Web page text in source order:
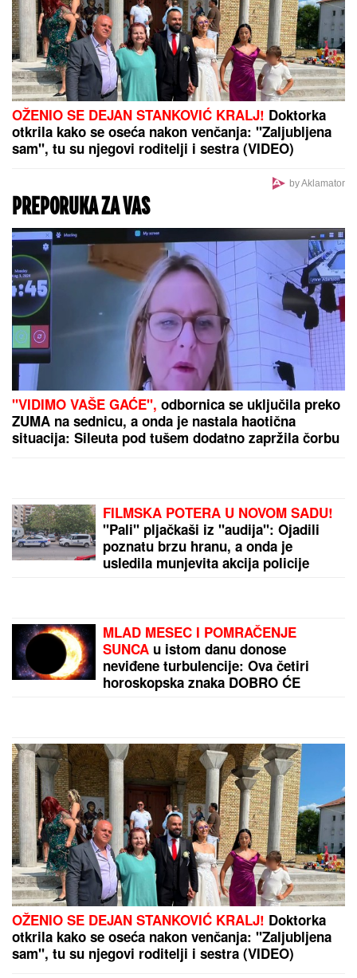
RECEPT ZA ZDRAVU STAROST:
Naučnici otkrili kako sačuvati snagu
i bistrinu uma
Ubijena poznata pevačica: Nakon
svađe njena saradnica joj pucala u
leđa